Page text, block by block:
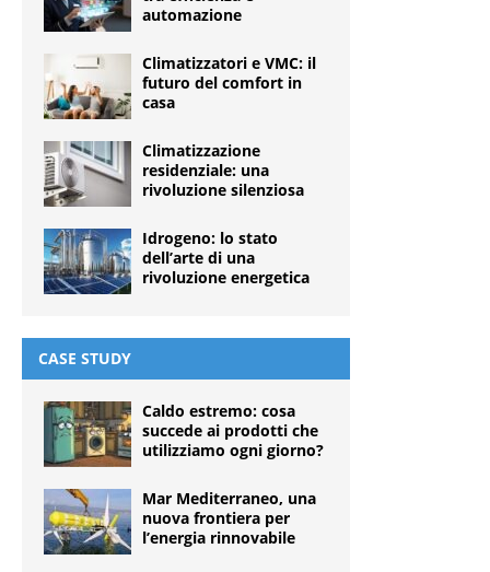
automazione
Climatizzatori e VMC: il
futuro del comfort in
casa
Climatizzazione
residenziale: una
rivoluzione silenziosa
Idrogeno: lo stato
dell’arte di una
rivoluzione energetica
CASE STUDY
Caldo estremo: cosa
succede ai prodotti che
utilizziamo ogni giorno?
Mar Mediterraneo, una
nuova frontiera per
l’energia rinnovabile